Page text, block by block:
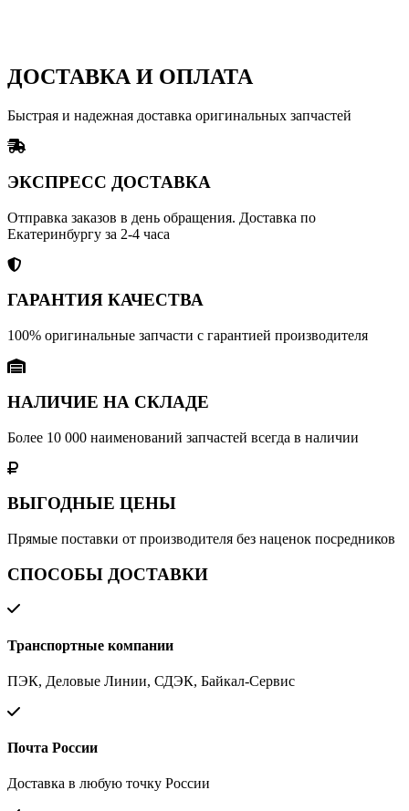
ДОСТАВКА И ОПЛАТА
Быстрая и надежная доставка оригинальных запчастей
ЭКСПРЕСС ДОСТАВКА
Отправка заказов в день обращения. Доставка по
Екатеринбургу за 2-4 часа
ГАРАНТИЯ КАЧЕСТВА
100% оригинальные запчасти с гарантией производителя
НАЛИЧИЕ НА СКЛАДЕ
Более 10 000 наименований запчастей всегда в наличии
ВЫГОДНЫЕ ЦЕНЫ
Прямые поставки от производителя без наценок посредников
СПОСОБЫ ДОСТАВКИ
Транспортные компании
ПЭК, Деловые Линии, СДЭК, Байкал-Сервис
Почта России
Доставка в любую точку России